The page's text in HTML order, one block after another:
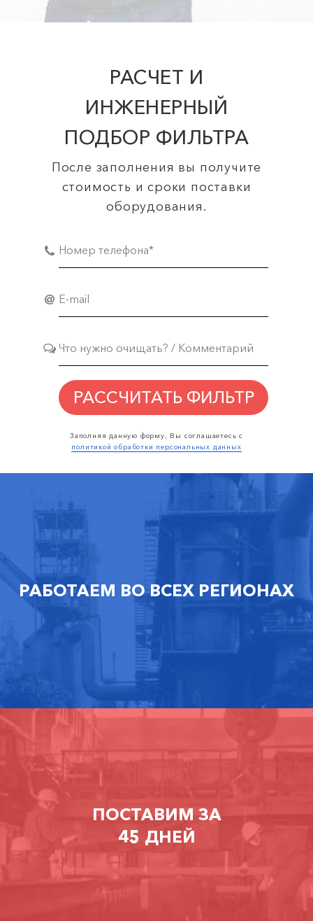
РАСЧЕТ И
ИНЖЕНЕРНЫЙ
ПОДБОР ФИЛЬТРА
После заполнения вы получите
стоимость и сроки поставки
оборудования.
Заполняя данную форму, Вы соглашаетесь с
политикой обработки персональных данных
РАССЧИТАТЬ ФИЛЬТР
РАБОТАЕМ ВО ВСЕХ РЕГИОНАХ
ПОСТАВИМ ЗА
45 ДНЕЙ